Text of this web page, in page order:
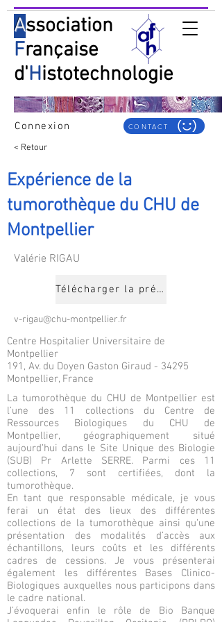
Association
Française
d'Histotechnologie
Connexion CONTACT
< Retour
Expérience de la
tumorothèque du CHU de
Montpellier
Valérie RIGAU
Télécharger la présentation
v-rigau@chu-montpellier.fr
Centre Hospitalier Universitaire de
Montpellier
191, Av. du Doyen Gaston Giraud - 34295
Montpellier, France
La tumorothèque du CHU de Montpellier est
l’une des 11 collections du Centre de
Ressources Biologiques du CHU de
Montpellier, géographiquement situé
aujourd’hui dans le Site Unique des Biologie
(SUB) Pr Arlette SERRE. Parmi ces 11
collections, 7 sont certifiées, dont la
tumorothèque.
En tant que responsable médicale, je vous
ferai un état des lieux des différentes
collections de la tumorothèque ainsi qu’une
présentation des modalités d’accès aux
échantillons, leurs coûts et les différents
cadres de cessions. Je vous présenterai
également les différentes Bases Clinico-
Biologiques auxquelles nous participons dans
le cadre national.
J’évoquerai enfin le rôle de Bio Banque